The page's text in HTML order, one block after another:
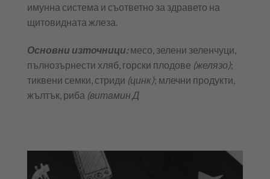
имунна система и съответно за здравето на
щитовидната жлеза.
Основни източници:месо, зелени зеленчуци,
пълнозърнести хляб, горски плодове (желязо);
тиквени семки, стриди (цинк); млечни продукти,
жълтък, риба (витамин Д